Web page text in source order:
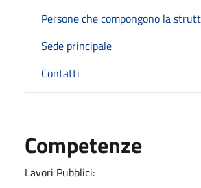
Persone che compongono la
Sede principale
Contatti
Competenze
Lavori Pubblici: